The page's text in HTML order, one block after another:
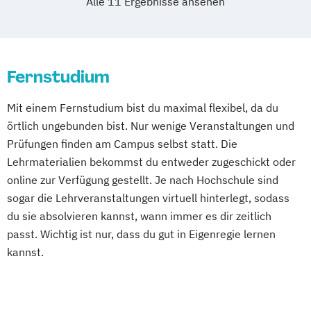
Wirtschaftspsychologie & Künstliche
Wirtschaftspsychologie (DE/EN))
Wirtschaftspsychologie im Online-
Abendstudium
Wirtschaftsrecht
Wirtschaftswissenschaften
Werbe- und Medienpsychologie
Wirtschaftspsychologie Wirtschaftsrecht
Digitale Medien
Digitales Energiemanagement
Einführung in die Elektrotechnik
Einführung in die IT-Sicherheit
Elektrische und hybride Antriebe
Elektro- und Informationstechnik
Elektrotechnik
Energieerzeugung aus Biomasse
Betriebswirtschaft &
Betriebswirtschaftslehre
Business Coaching & Change Management
Business Development
Digital Business Management
Digital Business Management (Kurzversion)
Ernährungswissenschaften
Familie im Wandel
Fernstudium
Mit einem Fernstudium bist du maximal flexibel, da du
örtlich ungebunden bist. Nur wenige Veranstaltungen und
Prüfungen finden am Campus selbst statt. Die
Lehrmaterialien bekommst du entweder zugeschickt oder
online zur Verfügung gestellt. Je nach Hochschule sind
sogar die Lehrveranstaltungen virtuell hinterlegt, sodass
du sie absolvieren kannst, wann immer es dir zeitlich
passt. Wichtig ist nur, dass du gut in Eigenregie lernen
kannst.